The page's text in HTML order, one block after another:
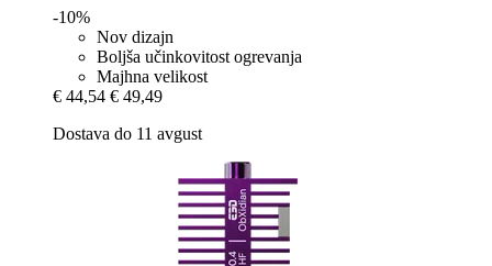
-10%
Nov dizajn
Boljša učinkovitost ogrevanja
Majhna velikost
€ 44,54 € 49,49
Dostava do 11 avgust